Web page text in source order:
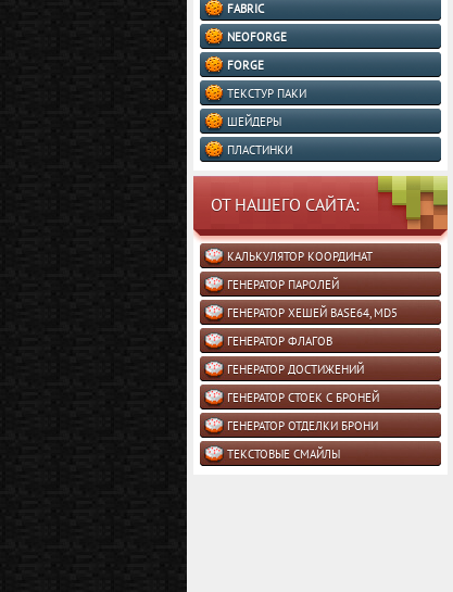
FABRIC
NEOFORGE
FORGE
ТЕКСТУР ПАКИ
ШЕЙДЕРЫ
ПЛАСТИНКИ
ОТ НАШЕГО САЙТА:
КАЛЬКУЛЯТОР КООРДИНАТ
ГЕНЕРАТОР ПАРОЛЕЙ
ГЕНЕРАТОР ХЕШЕЙ BASE64, MD5
ГЕНЕРАТОР ФЛАГОВ
ГЕНЕРАТОР ДОСТИЖЕНИЙ
ГЕНЕРАТОР СТОЕК С БРОНЕЙ
ГЕНЕРАТОР ОТДЕЛКИ БРОНИ
ТЕКСТОВЫЕ СМАЙЛЫ